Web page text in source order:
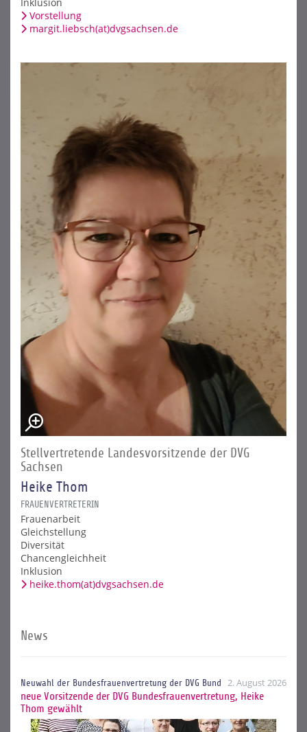
Vorstellung
margit.liebsch(at)dvgsachsen.de
Stellvertretende Landesvorsitzende der DVG
Sachsen
Heike Thom
FRAUENVERTRETERIN
Frauenarbeit
Gleichstellung
Diversität
Chancengleichheit
Inklusion
heike.thom(at)dvgsachsen.de
News
2. August 2026
Neuwahl der Bundesfrauenvertretung der DVG Bund
neue Vorsitzende der DVG Bundesfrauenvertretung, Heike
Thom gewählt